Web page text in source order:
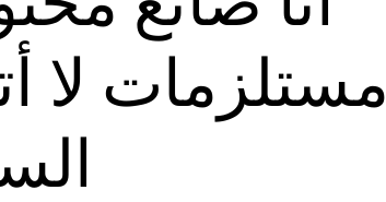
مستلزمات لا